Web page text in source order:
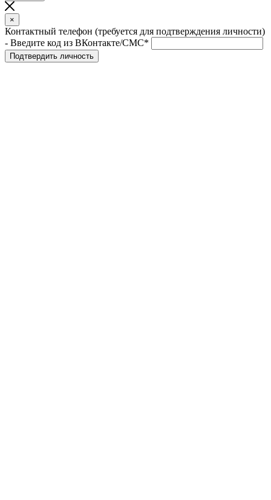
×
Контактный телефон (требуется для подтверждения личности)
- Введите код из ВКонтакте/СМС*
Подтвердить личность